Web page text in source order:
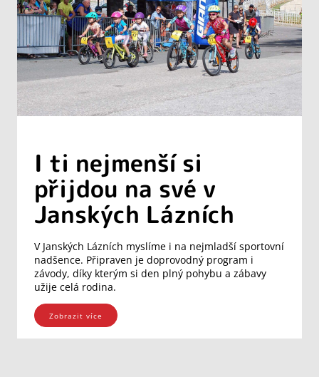
I ti nejmenší si
přijdou na své v
Janských Lázních
V Janských Lázních myslíme i na nejmladší sportovní
nadšence. Připraven je doprovodný program i
závody, díky kterým si den plný pohybu a zábavy
užije celá rodina.
Zobrazit více